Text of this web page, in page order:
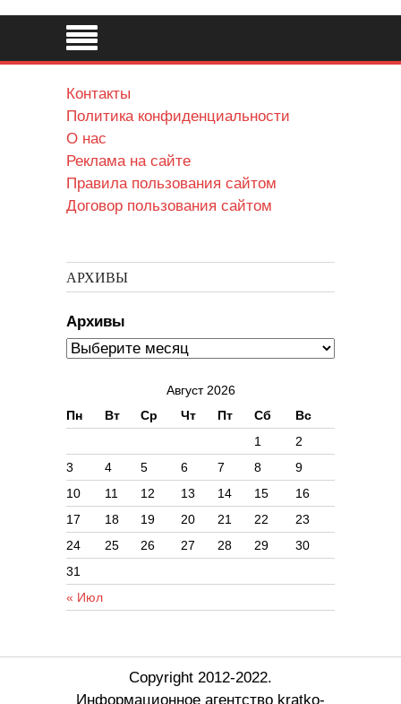
Контакты
Политика конфиденциальности
О нас
Реклама на сайте
Правила пользования сайтом
Договор пользования сайтом
АРХИВЫ
Архивы
Август 2026
Пн
Вт Ср Чт Пт Сб Вс
« Июл
1
2
3
4 5 6 7 8
9
10
11 12 13 14 15
16
17
18 19 20 21 22
23
24
25 26 27 28 29
30
31
Copyright 2012-2022.
Информационное агентство kratko-